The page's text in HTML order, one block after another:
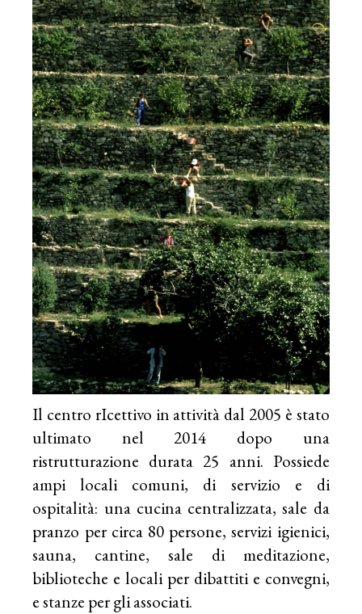
Il centro rIcettivo in attività dal 2005 è stato
ultimato nel 2014 dopo una
ristrutturazione durata 25 anni. Possiede
ampi locali comuni, di servizio e di
ospitalità: una cucina centralizzata, sale da
pranzo per circa 80 persone, servizi igienici,
sauna, cantine, sale di meditazione,
biblioteche e locali per dibattiti e convegni,
e stanze per gli associati.